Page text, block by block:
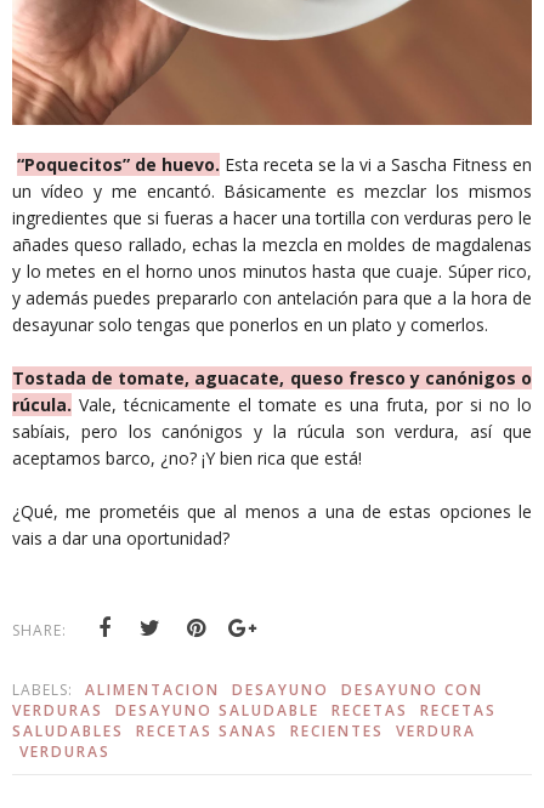
“Poquecitos” de huevo. Esta receta se la vi a Sascha Fitness en
un vídeo y me encantó. Básicamente es mezclar los mismos
ingredientes que si fueras a hacer una tortilla con verduras pero le
añades queso rallado, echas la mezcla en moldes de magdalenas
y lo metes en el horno unos minutos hasta que cuaje. Súper rico,
y además puedes prepararlo con antelación para que a la hora de
desayunar solo tengas que ponerlos en un plato y comerlos.
Tostada de tomate, aguacate, queso fresco y canónigos o
rúcula. Vale, técnicamente el tomate es una fruta, por si no lo
sabíais, pero los canónigos y la rúcula son verdura, así que
aceptamos barco, ¿no? ¡Y bien rica que está!
¿Qué, me prometéis que al menos a una de estas opciones le
vais a dar una oportunidad?
SHARE:
LABELS: ALIMENTACION DESAYUNO
DESAYUNO CON
VERDURAS
DESAYUNO SALUDABLE RECETAS
RECETAS
SALUDABLES
RECETAS SANAS RECIENTES
VERDURA
VERDURAS